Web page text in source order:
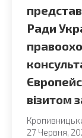
Ради
візитом
27 Червня,